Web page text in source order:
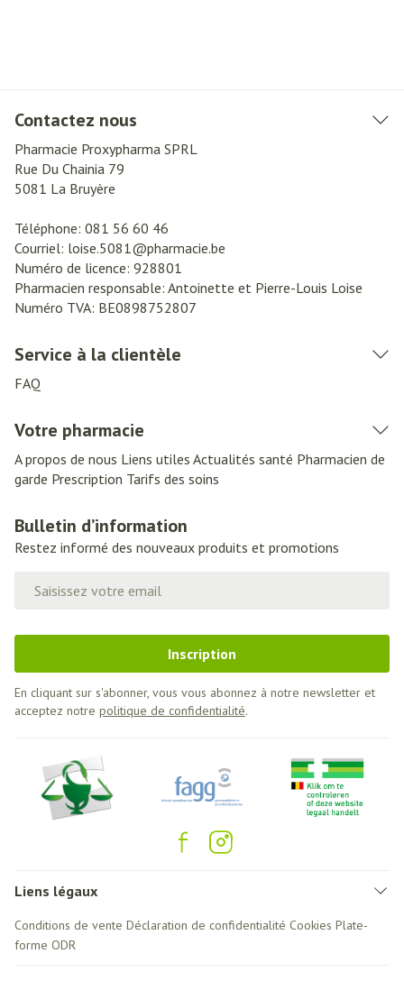
Contactez nous
Pharmacie Proxypharma SPRL
Rue Du Chainia 79
5081 La Bruyère
Téléphone: 081 56 60 46
Courriel: loise.5081@pharmacie.be
Numéro de licence: 928801
Pharmacien responsable: Antoinette et Pierre-Louis Loise
Numéro TVA: BE0898752807
Service à la clientèle
FAQ
Votre pharmacie
A propos de nous Liens utiles Actualités santé Pharmacien de
garde Prescription Tarifs des soins
Bulletin d’information
Restez informé des nouveaux produits et promotions
Inscription
En cliquant sur s'abonner, vous vous abonnez à notre newsletter et
acceptez notre politique de confidentialité.
Liens légaux
Conditions de vente Déclaration de confidentialité Cookies Plate-
forme ODR